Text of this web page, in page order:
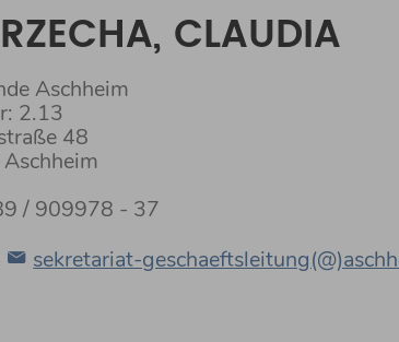
CLAUDIA
Aschheim
2.13
48
/ 909978 - 37
sekretariat-